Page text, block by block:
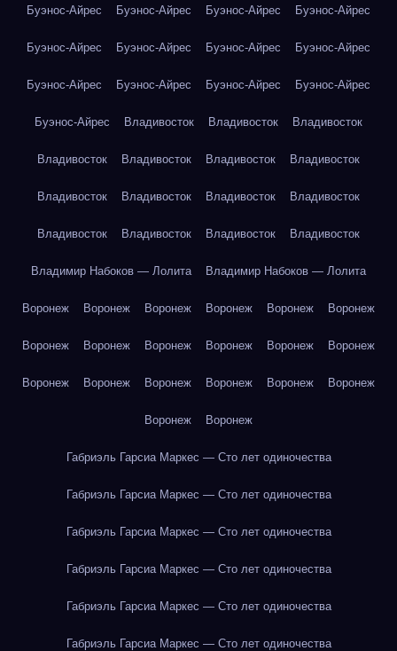
Буэнос-Айрес Буэнос-Айрес Буэнос-Айрес Буэнос-Айрес
Буэнос-Айрес Буэнос-Айрес Буэнос-Айрес Буэнос-Айрес
Буэнос-Айрес Буэнос-Айрес Буэнос-Айрес Буэнос-Айрес
Буэнос-Айрес Владивосток Владивосток Владивосток
Владивосток Владивосток Владивосток Владивосток
Владивосток Владивосток Владивосток Владивосток
Владивосток Владивосток Владивосток Владивосток
Владимир Набоков — Лолита Владимир Набоков — Лолита
Воронеж Воронеж Воронеж Воронеж Воронеж Воронеж
Воронеж Воронеж Воронеж Воронеж Воронеж Воронеж
Воронеж Воронеж Воронеж Воронеж Воронеж Воронеж
Воронеж Воронеж
Габриэль Гарсиа Маркес — Сто лет одиночества
Габриэль Гарсиа Маркес — Сто лет одиночества
Габриэль Гарсиа Маркес — Сто лет одиночества
Габриэль Гарсиа Маркес — Сто лет одиночества
Габриэль Гарсиа Маркес — Сто лет одиночества
Габриэль Гарсиа Маркес — Сто лет одиночества